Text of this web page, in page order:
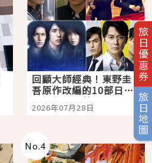
旅日優惠券
旅日地圖
回顧大師經典！東野圭
吾原作改編的10部日本
影視作品推薦
2026年07月28日
No.4